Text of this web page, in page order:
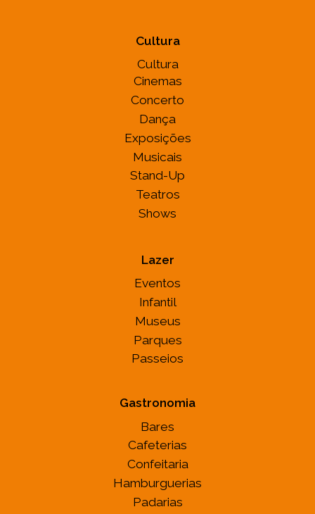
Cultura
Cultura
Cinemas
Concerto
Dança
Exposições
Musicais
Stand-Up
Teatros
Shows
Lazer
Eventos
Infantil
Museus
Parques
Passeios
Gastronomia
Bares
Cafeterias
Confeitaria
Hamburguerias
Padarias